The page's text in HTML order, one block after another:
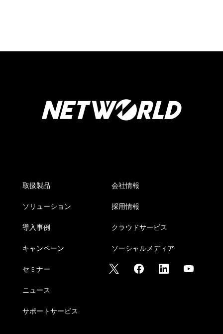
取扱製品
ソリューション
導入事例
キャンペーン
セミナー
ニュース
サポートサービス
会社情報
採用情報
クラウドサービス
ソーシャルメディア